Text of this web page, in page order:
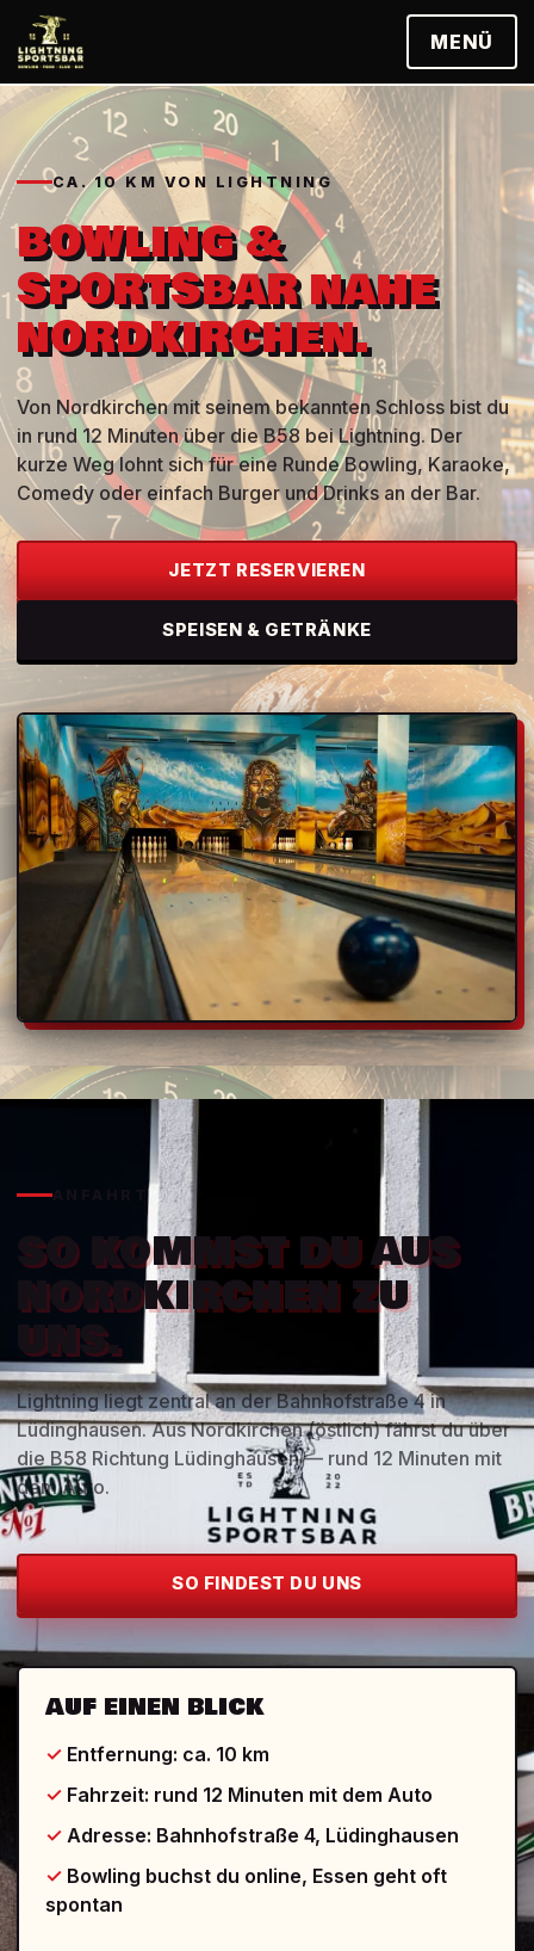
MENÜ
CA. 10 KM VON LIGHTNING
BOWLING &
SPORTSBAR NAHE
NORDKIRCHEN.
Von Nordkirchen mit seinem bekannten Schloss bist du
in rund 12 Minuten über die B58 bei Lightning. Der
kurze Weg lohnt sich für eine Runde Bowling, Karaoke,
Comedy oder einfach Burger und Drinks an der Bar.
JETZT RESERVIEREN
SPEISEN & GETRÄNKE
ANFAHRT
SO KOMMST DU AUS
NORDKIRCHEN ZU
UNS.
Lightning liegt zentral an der Bahnhofstraße 4 in
Lüdinghausen. Aus Nordkirchen (östlich) fährst du über
die B58 Richtung Lüdinghausen — rund 12 Minuten mit
dem Auto.
SO FINDEST DU UNS
AUF EINEN BLICK
Entfernung: ca. 10 km
Fahrzeit: rund 12 Minuten mit dem Auto
Adresse: Bahnhofstraße 4, Lüdinghausen
Bowling buchst du online, Essen geht oft
spontan